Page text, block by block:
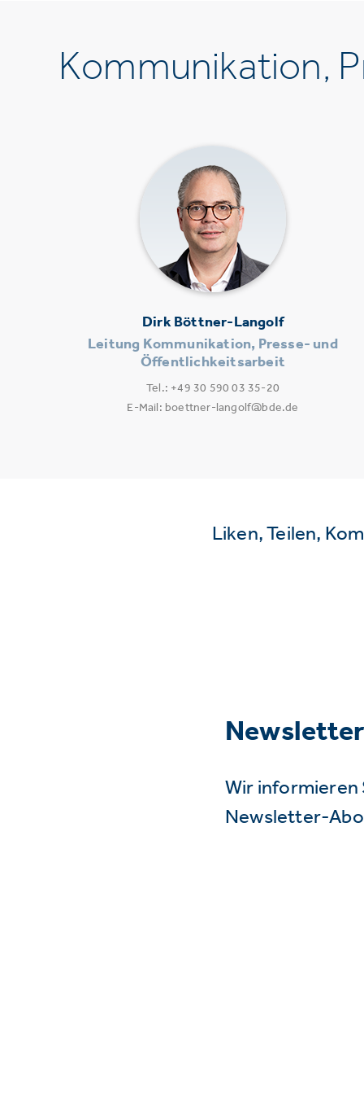
Kommunikation,
Dirk Böttner-Langolf
Leitung Kommunikation, Presse- und
Öffentlichkeitsarbeit
Tel.: +49 30 590 03 35-20
E-Mail: boettner-langolf@bde.de
Liken, Teilen,
Wir informieren
Newsletter-